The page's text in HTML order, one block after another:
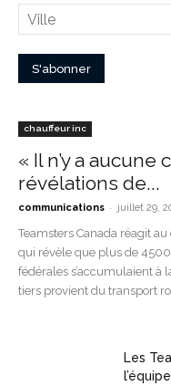
chauffeur inc
« Il n’y a
révélations de...
communications - juillet 29,
Teamsters Canada réagit
qui révèle que plus de
fédérales s’accumulaient à
tiers provient du transport
Les